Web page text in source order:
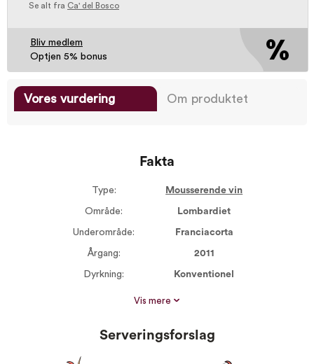
Se alt fra Ca' del Bosco
Bliv medlem
Optjen 5% bonus
Vores vurdering Om produktet
Fakta
Type: Mousserende vin
Område: Lombardiet
Underområde: Franciacorta
Årgang: 2011
Dyrkning: Konventionel
Proptype: Kork
Chardonnay 100%
Vis mere
Serveringsforslag